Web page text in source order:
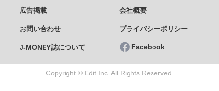
広告掲載 会社概要
お問い合わせ プライバシーポリシー
J-MONEY誌について Facebook
Copyright © Edit Inc. All Rights Reserved.